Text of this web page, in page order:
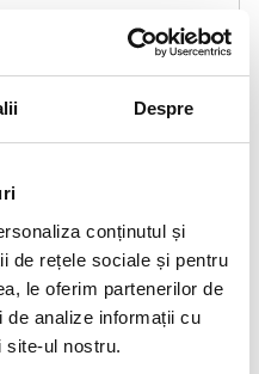
Despre
conținutul și
de rețele sociale și pentru
le oferim partenerilor de
de analize informații cu
site-ul nostru.
PP/PP, partial reciclat,
certificare FSC, A4, 75 mm,
Esselte negru